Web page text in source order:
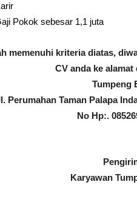
Pokok sebesar 1,1 juta
memenuhi kriteria diatas,
CV anda ke
Tumpeng
Perumahan Taman Palapa
No Hp:.
Karyawan